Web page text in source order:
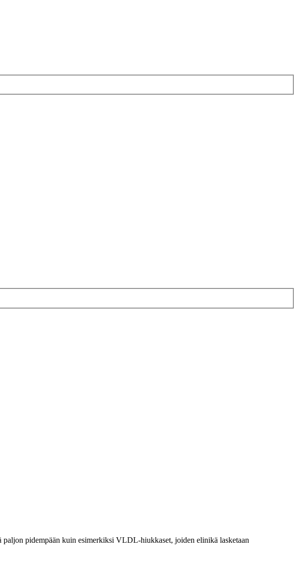
pidempään kuin esimerkiksi VLDL-hiukkaset, joiden elinikä lasketaan